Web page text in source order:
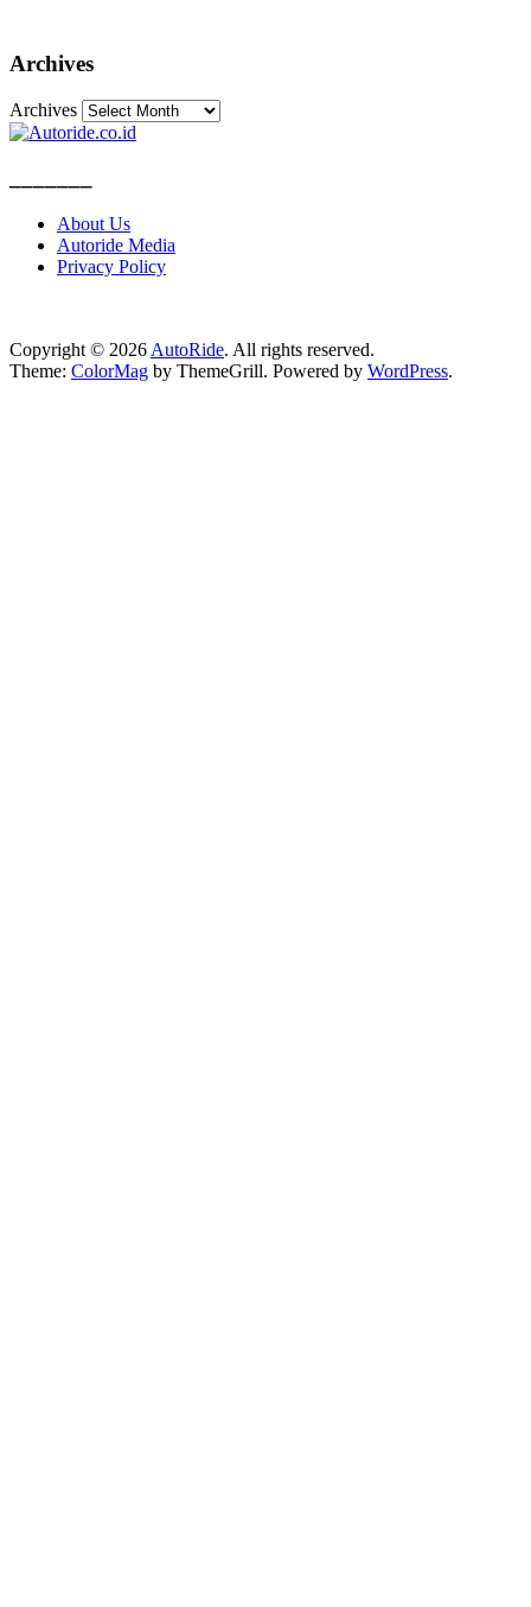
Archives
Archives
About Us
Autoride Media
Privacy Policy
Copyright © 2026 AutoRide. All rights reserved.
Theme: ColorMag by ThemeGrill. Powered by WordPress.